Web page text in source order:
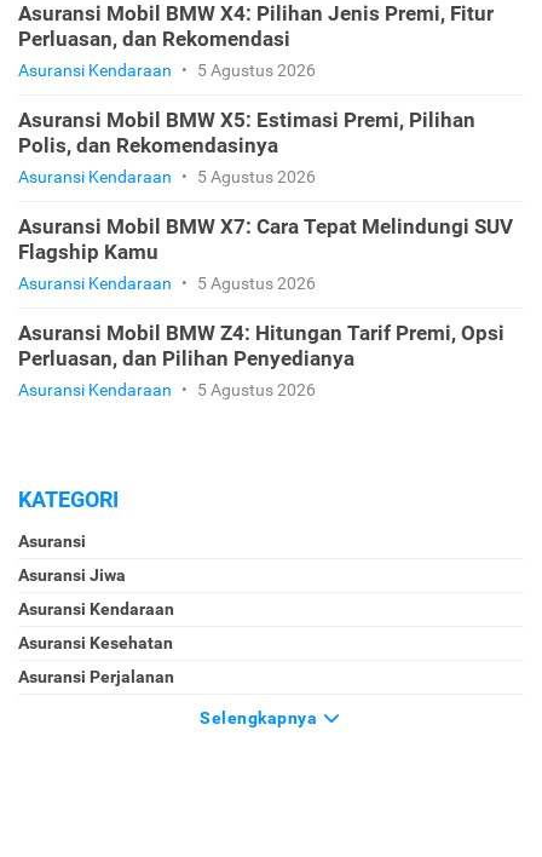
Asuransi Mobil BMW X4: Pilihan Jenis Premi, Fitur
Perluasan, dan Rekomendasi
Asuransi Kendaraan • 5 Agustus 2026
Asuransi Mobil BMW X5: Estimasi Premi, Pilihan
Polis, dan Rekomendasinya
Asuransi Kendaraan • 5 Agustus 2026
Asuransi Mobil BMW X7: Cara Tepat Melindungi SUV
Flagship Kamu
Asuransi Kendaraan • 5 Agustus 2026
Asuransi Mobil BMW Z4: Hitungan Tarif Premi, Opsi
Perluasan, dan Pilihan Penyedianya
Asuransi Kendaraan • 5 Agustus 2026
KATEGORI
Asuransi
Asuransi Jiwa
Asuransi Kendaraan
Asuransi Kesehatan
Asuransi Perjalanan
Selengkapnya